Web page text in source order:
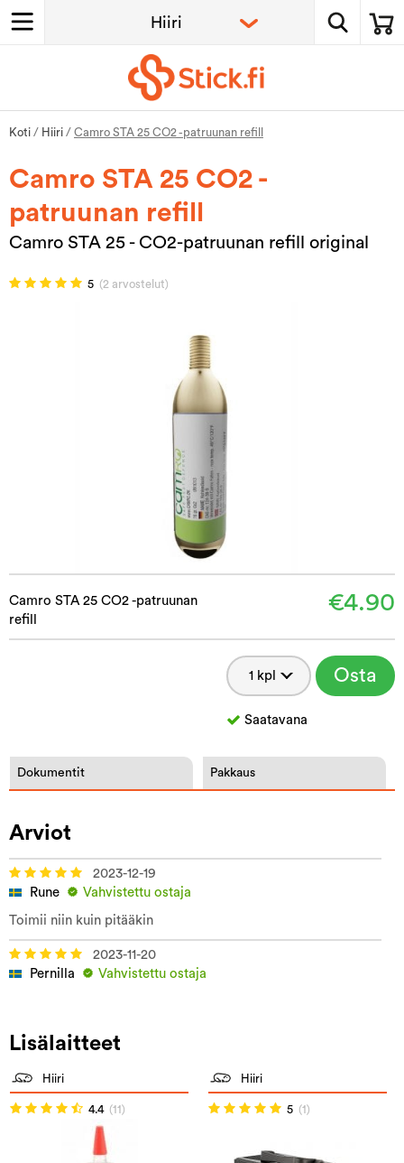
Koti / Hiiri / Camro STA 25 CO2 -patruunan refill
Camro STA 25 CO2 -
patruunan refill
Camro STA 25 - CO2-patruunan refill original
5 (2 arvostelut)
Camro STA 25 CO2 -patruunan
refill
€4.90
Osta
Saatavana
Dokumentit Pakkaus
Arviot
2023-12-19
Rune
Vahvistettu ostaja
Toimii niin kuin pitääkin
2023-11-20
Pernilla
Vahvistettu ostaja
Lisälaitteet
Hiiri
4.4 (11)
Hiiri
5 (1)